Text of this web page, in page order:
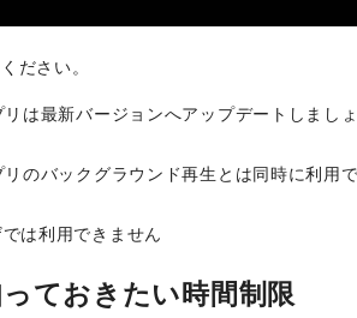
ださい。
は最新バージョンへアップデートしまし
のバックグラウンド再生とは同時に利用
は利用できません
ておきたい時間制限